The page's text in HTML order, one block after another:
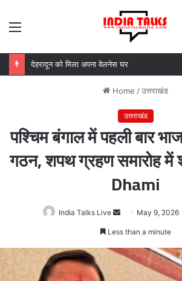
Home /उत्तराखंड
उत्तराखंड
पश्चिम बंगाल में पहली बार
गठन, शपथ ग्रहण समारोह में
Dhami
India Talks Live
Send
an
May 9, 2026
Less than a minute